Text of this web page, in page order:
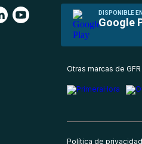
DISPONIBLE EN
Google
Otras marcas de
Política de privacidad